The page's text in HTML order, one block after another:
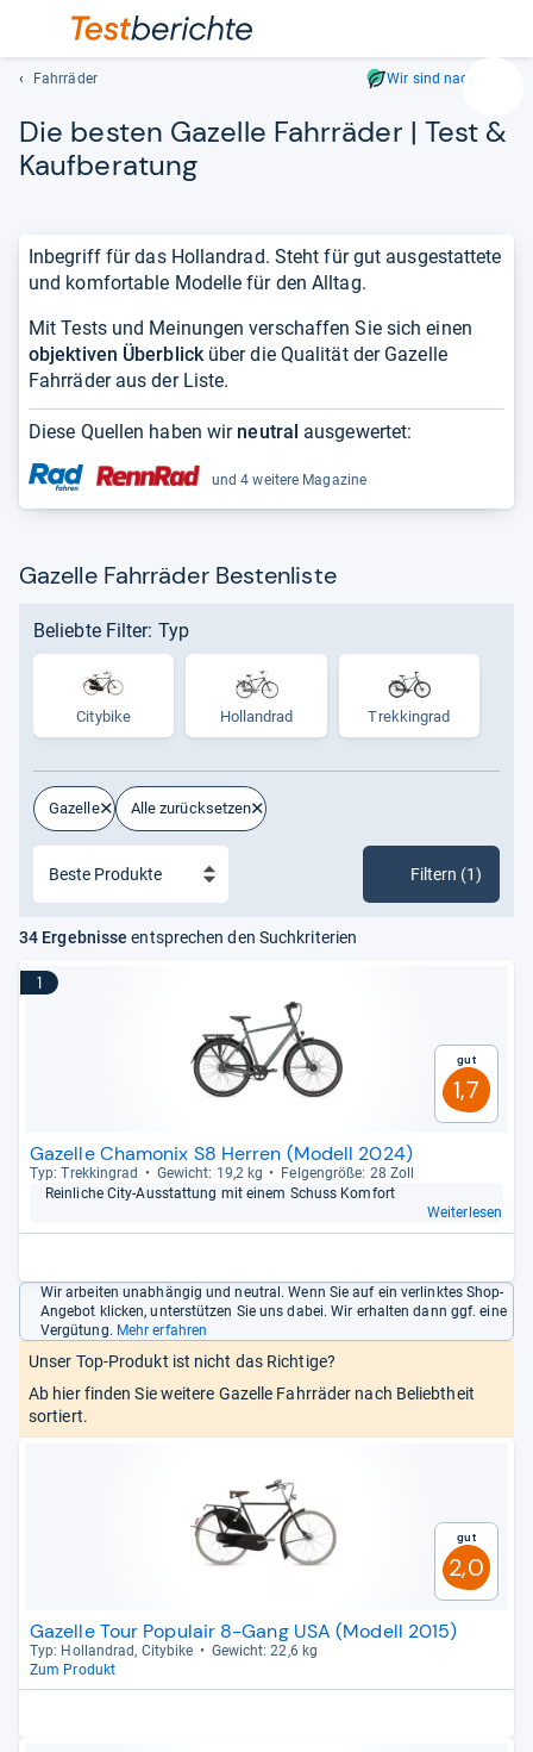
Geben
ein.
sich
Fahrräder Wir sind nachhaltig
Die bes­ten Gazelle Fahr­rä­der | Test &
Kauf­be­ra­tung
Inbegriff für das Hollandrad. Steht für gut ausgestattete
und komfortable Modelle für den Alltag.
Mit Tests und Meinungen verschaffen Sie sich einen
objektiven Überblicküber die Qualität der Gazelle
Fahrräder aus der Liste.
Diese Quellen haben wir neutral ausgewertet:
und 4 weitere Magazine
Gazelle Fahrräder Bestenliste
Beliebte Filter: Typ
Citybike Hollandrad Trek­kin­grad
Gazelle Alle zurücksetzen
Filtern (1)
34 Ergebnisse entsprechen den Suchkriterien
1
Gut
1,7
Gazelle Chamonix S8 Herren (Modell 2024)
Typ: Trek­kin­grad Gewicht: 19,2 kg
Fel­gen­größe: 28 Zoll
Rein­li­che City-​Aus­stat­tung mit einem Schuss Kom­fort
Weiterlesen
Wir arbeiten unabhängig und neutral. Wenn Sie auf ein verlinktes Shop-
Angebot klicken, unterstützen Sie uns dabei. Wir erhalten dann ggf. eine
Vergütung. Mehr erfahren
Unser Top-Produkt ist nicht das Richtige?
Ab hier finden Sie weitere Gazelle Fahrräder nach Beliebtheit
sortiert.
Gut
2,0
Gazelle Tour Populair 8-Gang USA (Modell 2015)
Typ: Hol­land­rad, City­bike
Gewicht: 22,6 kg
Zum Produkt